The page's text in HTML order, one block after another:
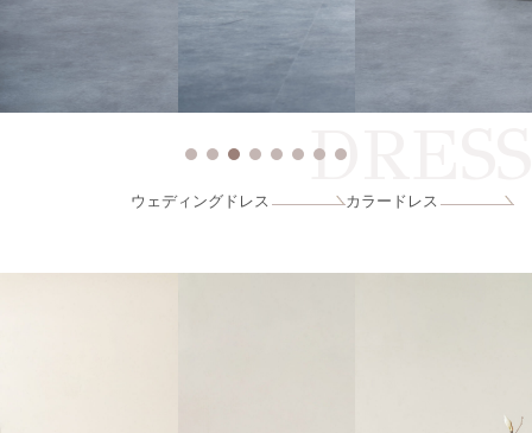
DRESS
ウェディングドレス カラードレス